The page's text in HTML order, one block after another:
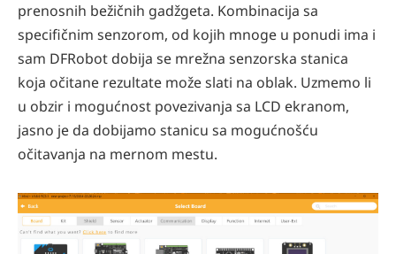
prenosnih bežičnih gadžgeta. Kombinacija sa
specifičnim senzorom, od kojih mnoge u ponudi ima i
sam DFRobot dobija se mrežna senzorska stanica
koja očitane rezultate može slati na oblak. Uzmemo li
u obzir i mogućnost povezivanja sa LCD ekranom,
jasno je da dobijamo stanicu sa mogućnošću
očitavanja na mernom mestu.